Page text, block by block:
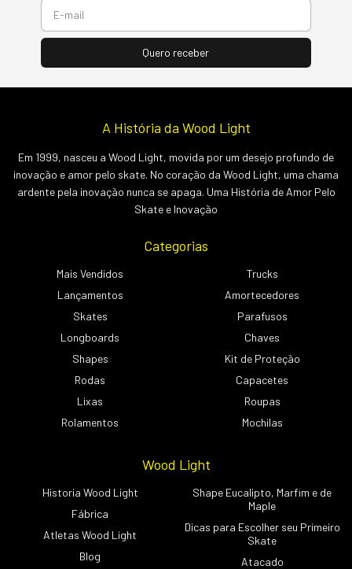
A História da Wood Light
Em 1999, nasceu a Wood Light, movida por um desejo profundo de
inovação e amor pelo skate. No coração da Wood Light, uma chama
ardente pela inovação nunca se apaga. Uma História de Amor Pelo
Skate e Inovação
Categorias
Mais Vendidos
Lançamentos
Skates
Longboards
Shapes
Rodas
Lixas
Rolamentos
Trucks
Amortecedores
Parafusos
Chaves
Kit de Proteção
Capacetes
Roupas
Mochilas
Wood Light
Historia Wood Light
Fábrica
Atletas Wood Light
Blog
Shape Eucalipto, Marfim e de
Maple
Dicas para Escolher seu Primeiro
Skate
Atacado